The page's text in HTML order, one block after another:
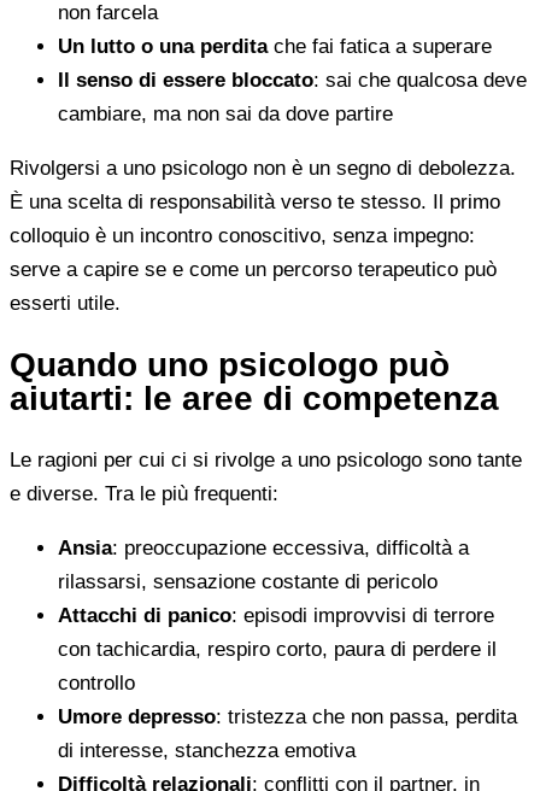
non farcela
Un lutto o una perditache fai fatica a superare
Il senso di essere bloccato: sai che qualcosa deve
cambiare, ma non sai da dove partire
Rivolgersi a uno psicologo non è un segno di debolezza.
È una scelta di responsabilità verso te stesso. Il primo
colloquio è un incontro conoscitivo, senza impegno:
serve a capire se e come un percorso terapeutico può
esserti utile.
Quando uno psicologo può
aiutarti: le aree di competenza
Le ragioni per cui ci si rivolge a uno psicologo sono tante
e diverse. Tra le più frequenti:
Ansia: preoccupazione eccessiva, difficoltà a
rilassarsi, sensazione costante di pericolo
Attacchi di panico: episodi improvvisi di terrore
con tachicardia, respiro corto, paura di perdere il
controllo
Umore depresso: tristezza che non passa, perdita
di interesse, stanchezza emotiva
Difficoltà relazionali: conflitti con il partner, in